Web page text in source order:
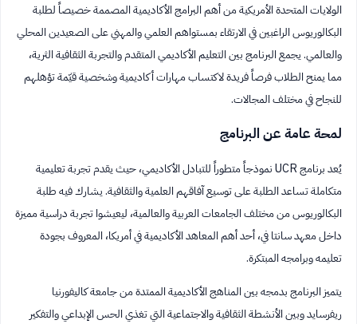
الولايات المتحدة الأمريكية من أهم البرامج الأكاديمية المصممة خصيصاً لطلبة
البكالوريوس الراغبين في الارتقاء بمستواهم العلمي والمهني على الصعيدين المحلي
والعالمي. يجمع البرنامج بين التعليم الأكاديمي المتقدم والتجربة الثقافية الثرية،
مما يمنح الطلاب فرصاً فريدة لاكتساب مهارات أكاديمية وشخصية قيّمة تؤهلهم
للنجاح في مختلف المجالات.
لمحة عامة عن البرنامج
يُعد برنامج UCR نموذجاً متطوراً للتبادل الأكاديمي، حيث يقدم تجربة تعليمية
متكاملة تساعد الطلبة على توسيع آفاقهم العلمية والثقافية. يشارك فيه طلبة
البكالوريوس من مختلف الجامعات العربية والعالمية، ليعيشوا تجربة دراسية مميزة
داخل معهد سانتا في، أحد أهم المعاهد الأكاديمية في أمريكا، المعروف بجودة
تعليمه وبرامجه المبتكرة.
يتميز البرنامج بدمجه بين المناهج الأكاديمية الممتدة من جامعة كاليفورنيا
ريفرسايد وبين الأنشطة الثقافية والاجتماعية التي تغذي الحس الإبداعي والتفكير